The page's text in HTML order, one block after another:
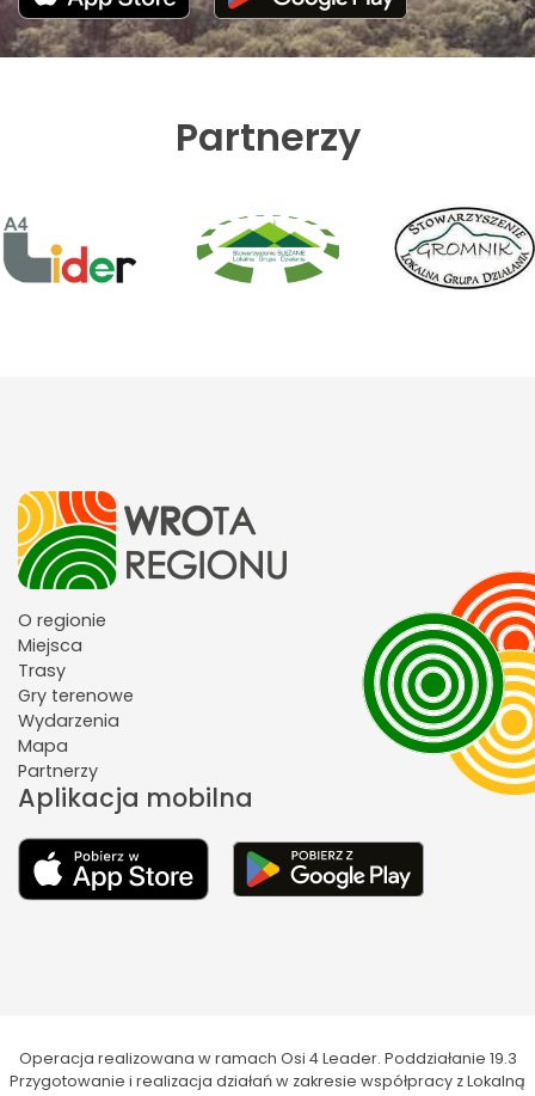
Partnerzy
O regionie
Miejsca
Trasy
Gry terenowe
Wydarzenia
Mapa
Partnerzy
Aplikacja mobilna
Operacja realizowana w ramach Osi 4 Leader. Poddziałanie 19.3
Przygotowanie i realizacja działań w zakresie współpracy z Lokalną